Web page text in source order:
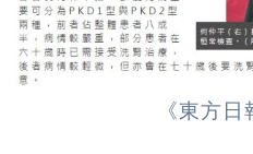
《東方